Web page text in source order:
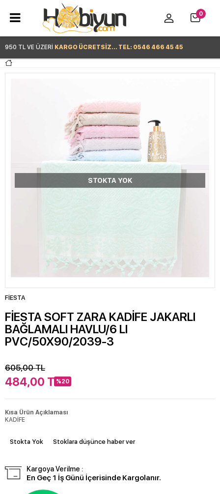
950 TL VE ÜZERİ KARGO ÜCRETSİZ... TEL: 0546 466 45 45
0
STOKTA YOK
FİESTA
FİESTA SOFT ZARA KADİFE JAKARLI
BAĞLAMALI HAVLU/6 LI
PVC/50X90/2039-3
605,00TL
484,00 TL%20
Kısa Ürün Açıklaması
KADİFE
Stokta Yok Stoklara düşünce haber ver
Kargoya Verilme :
En Geç 1 İş Günü İçerisinde Kargolanır.